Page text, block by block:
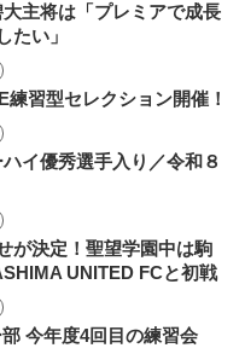
主将は「プレミアで成長
たい」
習型セレクション開催！
イ優秀選手入り／令和８
が決定！聖望学園中は駒
UNITED FCと初戦
今年度4回目の練習会